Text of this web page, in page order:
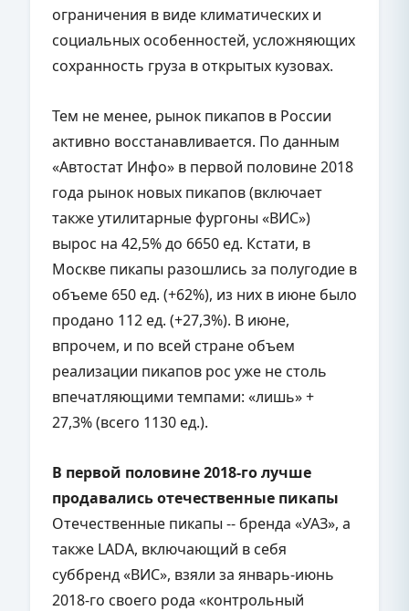
ограничения в виде климатических и
социальных особенностей, усложняющих
сохранность груза в открытых кузовах.
Тем не менее, рынок пикапов в России
активно восстанавливается. По данным
«Автостат Инфо» в первой половине 2018
года рынок новых пикапов (включает
также утилитарные фургоны «ВИС»)
вырос на 42,5% до 6650 ед. Кстати, в
Москве пикапы разошлись за полугодие в
объеме 650 ед. (+62%), из них в июне было
продано 112 ед. (+27,3%). В июне,
впрочем, и по всей стране объем
реализации пикапов рос уже не столь
впечатляющими темпами: «лишь» +
27,3% (всего 1130 ед.).
В первой половине 2018-го лучше
продавались отечественные пикапы
Отечественные пикапы -- бренда «УАЗ», а
также LADA, включающий в себя
суббренд «ВИС», взяли за январь-июнь
2018-го своего рода «контрольный